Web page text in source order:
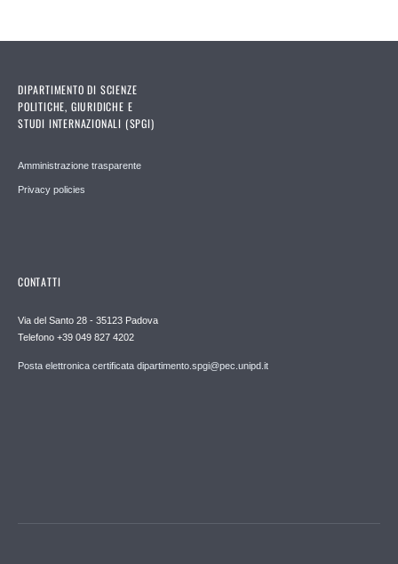
DIPARTIMENTO DI SCIENZE
POLITICHE, GIURIDICHE E
STUDI INTERNAZIONALI (SPGI)
Amministrazione trasparente
Privacy policies
CONTATTI
Via del Santo 28 - 35123 Padova
Telefono +39 049 827 4202
Posta elettronica certificata dipartimento.spgi@pec.unipd.it